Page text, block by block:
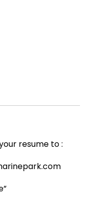
resume to :